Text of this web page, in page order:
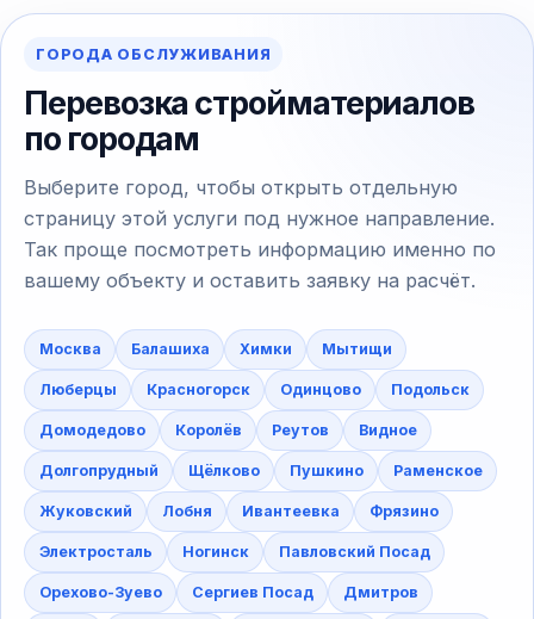
ГОРОДА ОБСЛУЖИВАНИЯ
Перевозка стройматериалов
по городам
Выберите город, чтобы открыть отдельную
страницу этой услуги под нужное направление.
Так проще посмотреть информацию именно по
вашему объекту и оставить заявку на расчёт.
Москва Балашиха Химки Мытищи
Люберцы Красногорск Одинцово Подольск
Домодедово Королёв Реутов Видное
Долгопрудный Щёлково Пушкино Раменское
Жуковский Лобня Ивантеевка Фрязино
Электросталь Ногинск Павловский Посад
Орехово-Зуево Сергиев Посад Дмитров